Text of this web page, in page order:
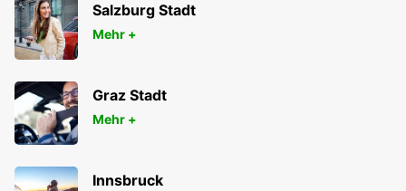
Salzburg Stadt
Mehr +
Graz Stadt
Mehr +
Innsbruck